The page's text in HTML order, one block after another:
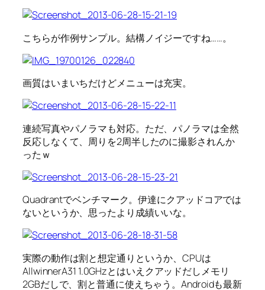
こちらが作例サンプル。結構ノイジーですね……。
画質はいまいちだけどメニューは充実。
連続写真やパノラマも対応。ただ、パノラマは全然
反応しなくて、周りを2周半したのに撮影されんか
ったｗ
Quadrantでベンチマーク。伊達にクアッドコアでは
ないというか、思ったより成績いいな。
実際の動作は割と想定通りというか、CPUは
AllwinnerA31 1.0GHzとはいえクアッドだしメモリ
2GBだしで、割と普通に使えちゃう。Androidも最新